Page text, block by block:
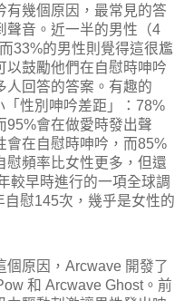
有幾個原因，最常見的答
聲音。近一半的男性（4
33%的男性則覺得這很尷
以鼓勵他們在自慰時呻吟
人回答的答案。有趣的
性別呻吟差距」：78%
95%會在做愛時發出聲
會在自慰時呻吟，而85%
慰頻率比女性更多，但還
較早時進行的一項全球調
慰145次，幾乎是女性的
個原因，Arcwave 開發了
和 Arcwave Ghost。前